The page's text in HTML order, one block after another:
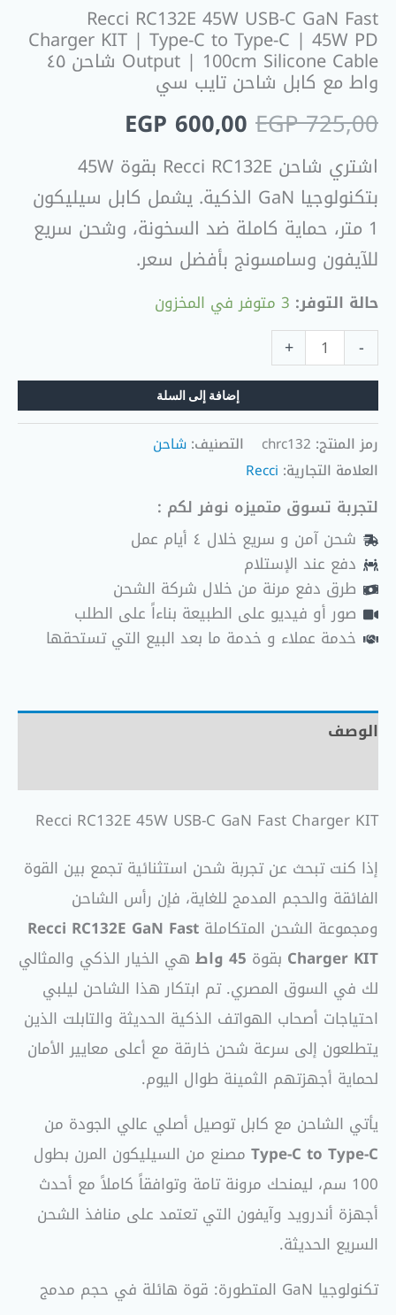
Recci RC132E 45W USB-C GaN Fast
Charger KIT | Type-C to Type-C | 45W PD
Output | 100cm Silicone Cable شاحن ٤٥
واط مع كابل شاحن تايب سي
EGP725,00
EGP 600,00
اشتري شاحن Recci RC132E بقوة 45W
بتكنولوجيا GaN الذكية. يشمل كابل سيليكون
1 متر، حماية كاملة ضد السخونة، وشحن سريع
للآيفون وسامسونج بأفضل سعر.
حالة التوفر: 3 متوفر في المخزون
-
|
100cm
Silicone
Cable
شاحن
٤٥
واط
مع
كابل
شاحن
تايب
سي
+
إضافة إلى السلة
رمز المنتج: chrc132 التصنيف: شاحن
العلامة التجارية: Recci
لتجربة تسوق متميزه نوفر لكم :
شحن آمن و سريع خلال ٤ أيام عمل
دفع عند الإستلام
طرق دفع مرنة من خلال شركة الشحن
صور أو فيديو على الطبيعة بناءاً على الطلب
خدمة عملاء و خدمة ما بعد البيع التي تستحقها
الوصف
Recci RC132E 45W USB-C GaN Fast Charger KIT
إذا كنت تبحث عن تجربة شحن استثنائية تجمع بين القوة
الفائقة والحجم المدمج للغاية، فإن رأس الشاحن
ومجموعة الشحن المتكاملة Recci RC132E GaN Fast
Charger KIT بقوة 45 واط
هي الخيار الذكي والمثالي
لك في السوق المصري. تم ابتكار هذا الشاحن ليلبي
احتياجات أصحاب الهواتف الذكية الحديثة والتابلت الذين
يتطلعون إلى سرعة شحن خارقة مع أعلى معايير الأمان
لحماية أجهزتهم الثمينة طوال اليوم.
يأتي الشاحن مع كابل توصيل أصلي عالي الجودة من
Type-C to Type-C مصنع من السيليكون المرن بطول
100 سم، ليمنحك مرونة تامة وتوافقاً كاملاً مع أحدث
أجهزة أندرويد وآيفون التي تعتمد على منافذ الشحن
السريع الحديثة.
تكنولوجيا GaN المتطورة: قوة هائلة في حجم مدمج